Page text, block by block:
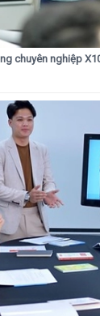
chuyên nghiệp